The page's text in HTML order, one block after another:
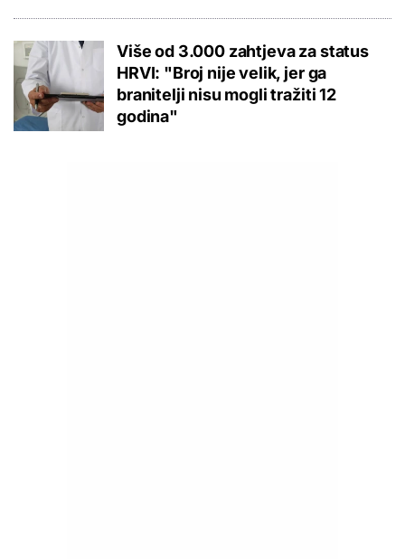
Više od 3.000 zahtjeva za status
HRVI: "Broj nije velik, jer ga
branitelji nisu mogli tražiti 12
godina"